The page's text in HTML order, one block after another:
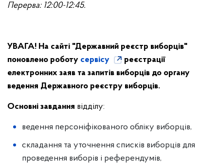
Перерва: 12:00-12:45.
УВАГА! На сайті "Державний реєстр виборців"
поновлено роботу сервісу
реєстрації
електронних заяв та запитів виборців до органу
ведення Державного реєстру виборців.
Основні завдання відділу:
ведення персоніфікованого обліку виборців,
складання та уточнення списків виборців для
проведення виборів і референдумів,